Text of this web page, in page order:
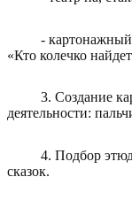
-
«Кто колечко
3. Создание
деятельности:
4. Подбор
сказок.